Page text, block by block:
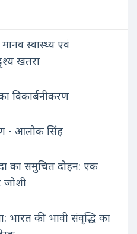
स्वास्थ्य एवं
खतरा
विकार्बनीकरण
- आलोक सिंह
का समुचित दोहन: एक
जोशी
भारत की भावी संवृद्धि का